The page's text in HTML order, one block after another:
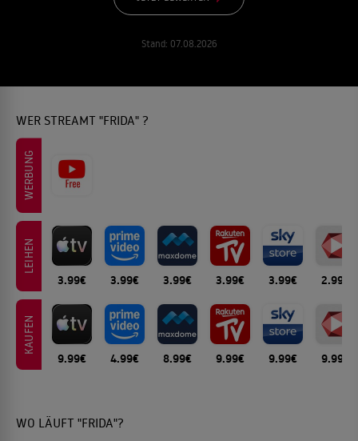
Stand: 07.08.2026
WER STREAMT "FRIDA" ?
WERBUNG
LEIHEN
3.99€ 3.99€ 3.99€ 3.99€ 3.99€ 2.99€
KAUFEN
9.99€ 4.99€ 8.99€ 9.99€ 9.99€ 9.99€
WO LÄUFT "FRIDA"?